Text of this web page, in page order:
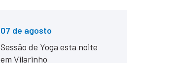
07 de agosto
Sessão de Yoga esta noite
em Vilarinho